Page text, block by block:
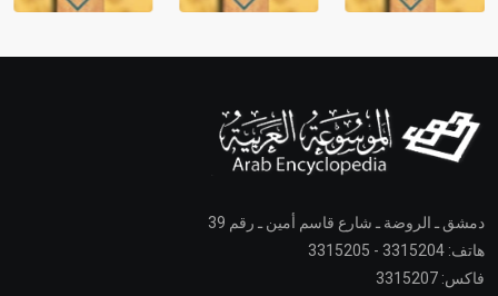
دمشق ـ الروضة ـ شارع قاسم أمين ـ رقم 39
هاتف: 3315204 - 3315205
فاكس: 3315207